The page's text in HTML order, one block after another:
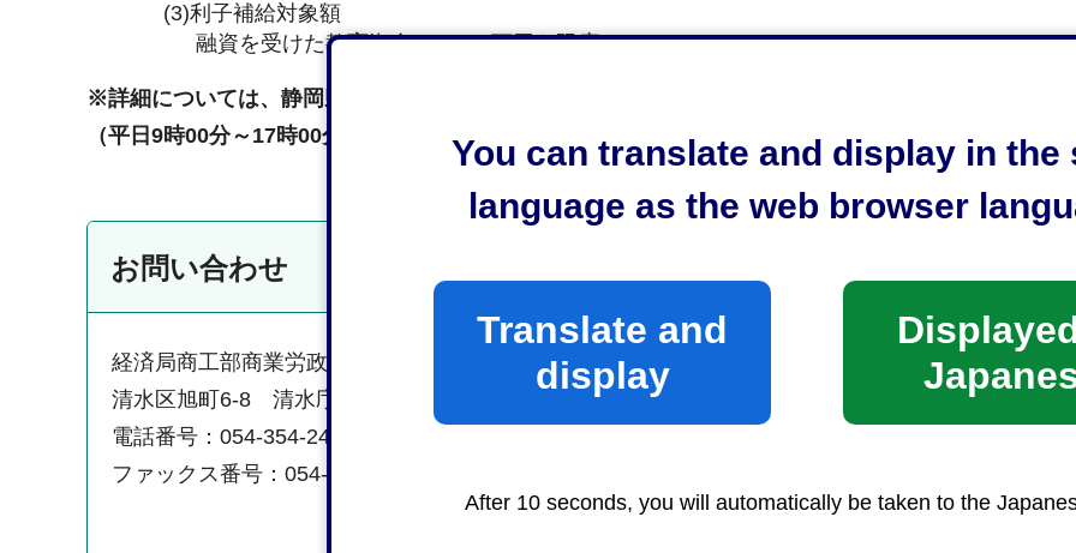
You can translate and display in the
language as the web browser
Translate and
display
After 10 seconds, you will automatically be taken to the
(3)利子補給対象額
融資を受けた教育資金で、200万円を限度
※詳細については、静岡県労働金庫本店営業部（TEL054-221-6111）
（平日9時00分～17時00分/水曜9時00分～19時00分）までお問い合わせください。
お問い合わせ
経済局商工部商業労政課雇用・産業人材係
清水区旭町6-8 清水庁舎5階
電話番号：054-354-2430
ファックス番号：054-354-2132